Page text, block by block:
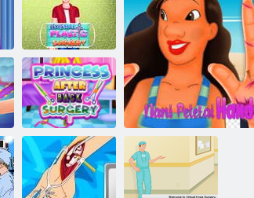
Emmos lūpų chirurgija
„Scalpel
Maestro“
Chirurgija
manija
Levi veido
plastinė
chirurgija
Princesė po
nugaros
operacijos